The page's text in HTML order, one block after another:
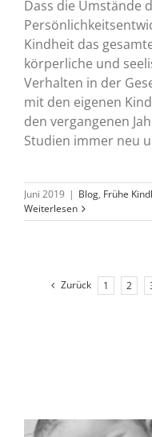
Dass die Umstände
Kindheit das
körperliche und
Verhalten in der
mit den eigenen
den vergangenen
Studien immer neu
Juni 2019 | Blog, Frühe
Weiterlesen
Zurück 1 2